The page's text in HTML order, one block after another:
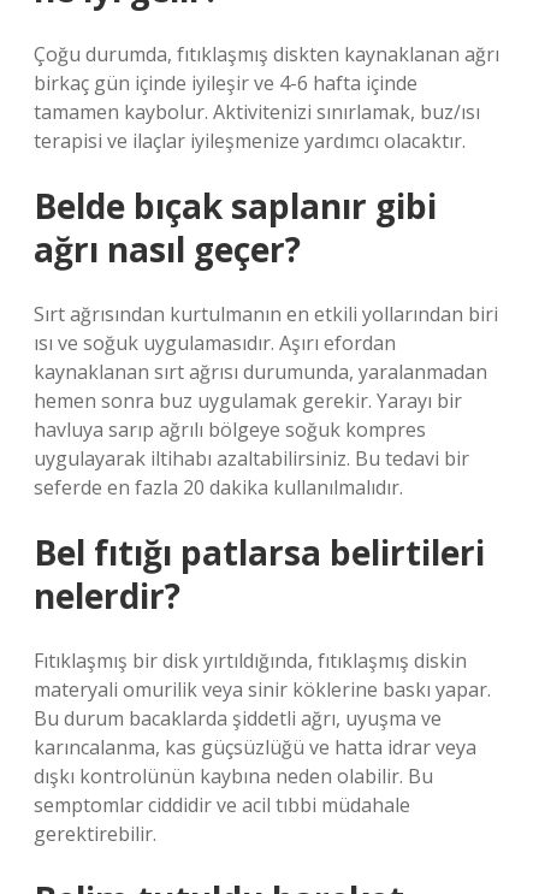
Çoğu durumda, fıtıklaşmış diskten kaynaklanan ağrı
birkaç gün içinde iyileşir ve 4-6 hafta içinde
tamamen kaybolur. Aktivitenizi sınırlamak, buz/ısı
terapisi ve ilaçlar iyileşmenize yardımcı olacaktır.
Belde bıçak saplanır gibi
ağrı nasıl geçer?
Sırt ağrısından kurtulmanın en etkili yollarından biri
ısı ve soğuk uygulamasıdır. Aşırı efordan
kaynaklanan sırt ağrısı durumunda, yaralanmadan
hemen sonra buz uygulamak gerekir. Yarayı bir
havluya sarıp ağrılı bölgeye soğuk kompres
uygulayarak iltihabı azaltabilirsiniz. Bu tedavi bir
seferde en fazla 20 dakika kullanılmalıdır.
Bel fıtığı patlarsa belirtileri
nelerdir?
Fıtıklaşmış bir disk yırtıldığında, fıtıklaşmış diskin
materyali omurilik veya sinir köklerine baskı yapar.
Bu durum bacaklarda şiddetli ağrı, uyuşma ve
karıncalanma, kas güçsüzlüğü ve hatta idrar veya
dışkı kontrolünün kaybına neden olabilir. Bu
semptomlar ciddidir ve acil tıbbi müdahale
gerektirebilir.